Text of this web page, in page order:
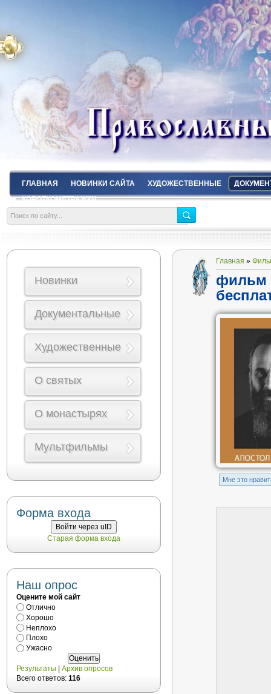
ГЛАВНАЯ НОВИНКИ САЙТА ХУДОЖЕСТВЕННЫЕ
КОРОТКОМЕТРАЖКИ
Главная »
фильм
Mне это
Новинки
Документальные
Художественные
О святых
О монастырях
Мультфильмы
Форма входа
Войти через uID
Старая форма входа
Наш опрос
Оцените мой сайт
Отлично
Хорошо
Неплохо
Плохо
Ужасно
Результаты
Архив опросов
Всего ответов: 116